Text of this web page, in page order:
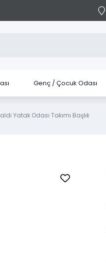
Genç / Çocuk Odası
Yatak Odası Takımı Başlık